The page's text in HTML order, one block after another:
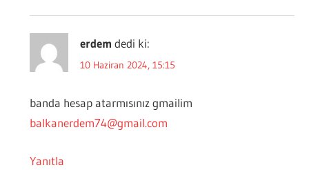
erdem dedi ki:
10 Haziran 2024, 15:15
banda hesap atarmısınız gmailim
balkanerdem74@gmail.com
Yanıtla